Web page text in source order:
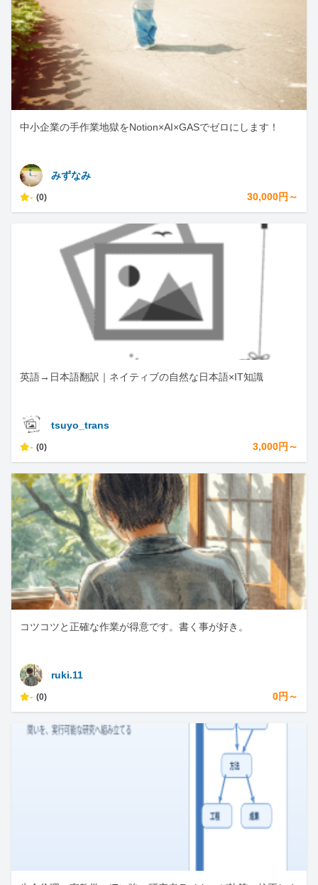
中小企業の手作業地獄をNotion×AI×GASでゼロにします！
みずなみ
- (0) 30,000円～
英語→日本語翻訳｜ネイティブの自然な日本語×IT知識
tsuyo_trans
- (0) 3,000円～
コツコツと正確な作業が得意です。書く事が好き。
ruki.11
- (0) 0円～